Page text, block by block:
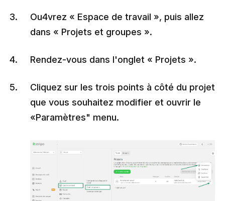
Ou4vrez « Espace de travail », puis allez
dans « Projets et groupes ».
Rendez-vous dans l'onglet « Projets ».
Cliquez sur les trois points à côté du projet
que vous souhaitez modifier et ouvrir le
«Paramètres" menu.